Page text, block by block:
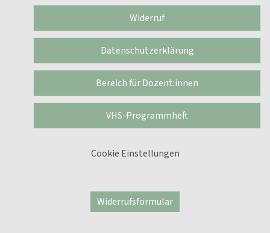
Widerruf
Datenschutzerklärung
Bereich für Dozent:innen
VHS-Programmheft
Cookie Einstellungen
Widerrufsformular